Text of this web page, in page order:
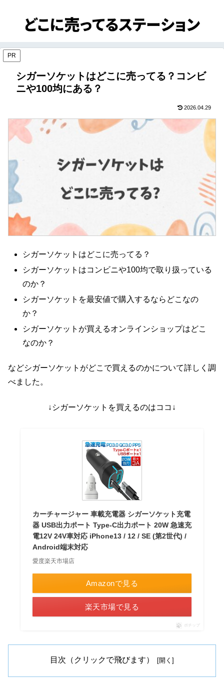
PR
シガーソケットはどこに売ってる？コンビ
ニや100均にある？
2026.04.29
シガーソケットはどこに売ってる？
シガーソケットはコンビニや100均で取り扱っている
のか？
シガーソケットを最安値で購入するならどこなの
か？
シガーソケットが買えるオンラインショップはどこ
なのか？
などシガーソケットがどこで買えるのかについて詳しく調
べました。
↓シガーソケットを買えるのはココ↓
カーチャージャー 車載充電器 シガーソケット充電
器 USB出力ポート Type-C出力ポート 20W 急速充
電12V 24V車対応 iPhone13 / 12 / SE (第2世代) /
Android端末対応
愛度楽天市場店
Amazonで見る
楽天市場で見る
ポチップ
目次（クリックで飛びます）